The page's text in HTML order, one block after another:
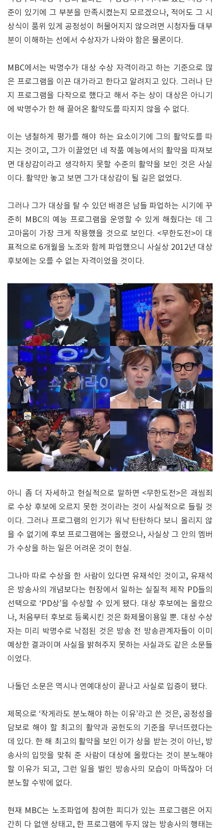
준이 있기에 그 부분을 만족시켰는지 모르겠으나, 적어도 그 시
상식이 품위 있게 공정성이 허물어지지 않으려면 시청자들 대부
분이 이해하는 선에서 수상자가 나와야 함은 물론이다.
MBC에서는 박명수가 대상 수상 자격이라고 하는 기준으로 많
은 프로그램을 이끈 대가라고 한다고 알려지고 있다. 그러나 단
지 프로그램을 다작으로 했다고 해서 주는 상이 대상은 아니기
에 박명수가 한 해 끌어온 활약도를 따지지 않을 수 없다.
이는 냉철하게 평가를 해야 하는 요소이기에 그의 활약도를 따
지는 것이고, 그가 이끌었던 네 작품 예능에서의 활약을 따져보
면 대상감이라고 생각하지 못할 수준의 활약을 보인 것은 사실
이다. 활약만 놓고 보면 그가 대상감이 될 길은 없었다.
그러나 그가 대상을 탈 수 있던 배경은 남들 파업하는 시기에 꾸
준히 MBC의 예능 프로그램을 운영할 수 있게 해줬다는 데 그
고마움이 가장 크게 작용했을 것으로 보인다. <무한도전>이 대
표적으로 6개월을 노조와 함께 파업했으니 사실상 2012년 대상
후보에는 오를 수 없는 자격이었을 것이다.
아니 좀 더 자세하고 현실적으로 말하면 <무한도전>은 괘씸죄
로 수상 후보에 오르지 못한 것이라는 것이 사실적으로 들릴 것
이다. 그러나 프로그램의 인기가 워낙 탄탄하다 보니 올리지 않
을 수 없기에 후보 프로그램에는 올렸으나, 사실상 그 안의 멤버
가 수상을 하는 일은 어려운 것이 현실.
그나마 따로 수상을 한 사람이 있다면 유재석인 것이고, 유재석
은 방송사의 개념보다는 현장에서 일하는 실질적 제작 PD들의
선택으로 ‘PD상’을 수상할 수 있게 됐다. 대상 후보에는 올랐으
나, 처음부터 후보로 등록시킨 것은 화제몰이용일 뿐. 대상 수상
자는 미리 박명수로 낙점된 것은 방송 전 방송관계자들이 이미
예상한 결과이며 사실을 밝혀주지 못하는 사실과도 같은 소문들
이었다.
나돌던 소문은 역시나 연예대상이 끝나고 사실로 입증이 됐다.
제목으로 ‘작게라도 분노해야 하는 이유’라고 쓴 것은, 공정성을
담보로 해야 할 최고의 활약과 공헌도의 기준을 무너뜨렸다는
데 있다. 한 해 최고의 활약을 보인 이가 상을 받는 것이 아닌, 방
송사의 입맛을 맞춰 준 사람이 대상에 올랐다는 것이 분노해야
할 이유가 되고, 그런 일을 벌인 방송사의 모습이 마뜩잖아 더
분노할 수밖에 없다.
현재 MBC는 노조파업에 참여한 피디가 있는 프로그램은 어지
간히 다 없앤 상태고, 한 프로그램에 두지 않는 방송사의 행태는